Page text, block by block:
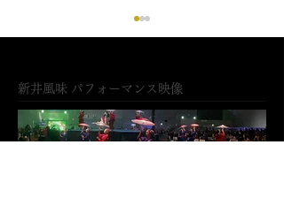
新井風味 パフォーマンス映像